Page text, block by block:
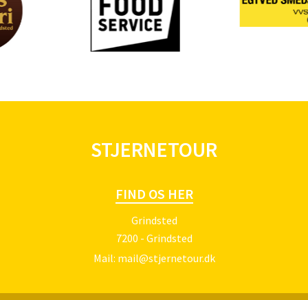
STJERNETOUR
FIND OS HER
Grindsted
7200 - Grindsted
Mail: mail@stjernetour.dk